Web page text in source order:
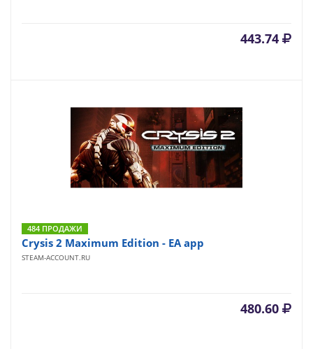
443.74
484 ПРОДАЖИ
Crysis 2 Maximum Edition - EA app
STEAM-ACCOUNT.RU
480.60